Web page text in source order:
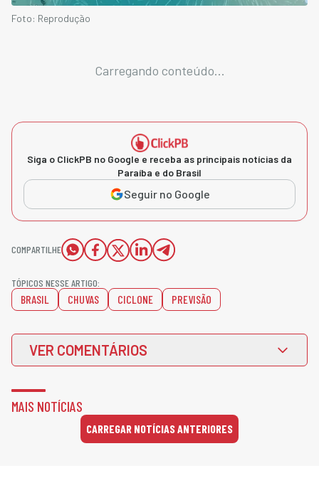
Foto: Reprodução
Carregando conteúdo...
Siga o ClickPB no Google e receba as principais notícias da
Paraíba e do Brasil
Seguir no Google
COMPARTILHE
TÓPICOS NESSE ARTIGO:
BRASIL CHUVAS CICLONE PREVISÃO
VER COMENTÁRIOS
MAIS NOTÍCIAS
CARREGAR NOTÍCIAS ANTERIORES